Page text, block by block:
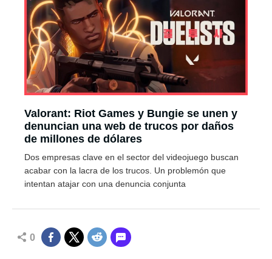
Valorant: Riot Games y Bungie se unen y
denuncian una web de trucos por daños
de millones de dólares
Dos empresas clave en el sector del videojuego buscan
acabar con la lacra de los trucos. Un problemón que
intentan atajar con una denuncia conjunta
0